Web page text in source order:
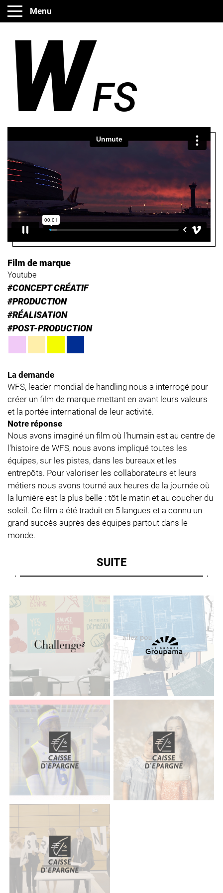
Menu
WFS
Film de marque
Youtube
#CONCEPT CRÉATIF
#PRODUCTION
#RÉALISATION
#POST-PRODUCTION
La demande
WFS, leader mondial de handling nous a interrogé pour
créer un film de marque mettant en avant leurs valeurs
et la portée international de leur activité.
Notre réponse
Nous avons imaginé un film où l'humain est au centre de
l'histoire de WFS, nous avons impliqué toutes les
équipes, sur les pistes, dans les bureaux et les
entrepôts. Pour valoriser les collaborateurs et leurs
métiers nous avons tourné aux heures de la journée où
la lumière est la plus belle : tôt le matin et au coucher du
soleil. Ce film a été traduit en 5 langues et a connu un
grand succès auprès des équipes partout dans le
monde.
SUITE